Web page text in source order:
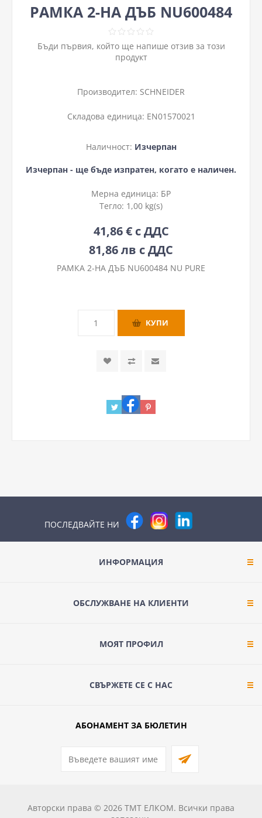
РАМКА 2-НА ДЪБ NU600484
Бъди първия, който ще напише отзив за този
продукт
Производител: SCHNEIDER
Складова единица: EN01570021
Наличност: Изчерпан
Изчерпан - ще бъде изпратен, когато е наличен.
Мерна единица: БР
Тегло: 1,00 kg(s)
41,86 € с ДДС
81,86 лв с ДДС
РАМКА 2-НА ДЪБ NU600484 NU PURE
ПОСЛЕДВАЙТЕ НИ
ИНФОРМАЦИЯ
ОБСЛУЖВАНЕ НА КЛИЕНТИ
МОЯТ ПРОФИЛ
СВЪРЖЕТЕ СЕ С НАС
АБОНАМЕНТ ЗА БЮЛЕТИН
Авторски права © 2026 ТМТ ЕЛКОМ. Всички права